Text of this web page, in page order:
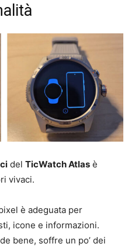
del TicWatch Atlas è
vivaci.
è adeguata per
icone e informazioni.
bene, soffre un po’ dei